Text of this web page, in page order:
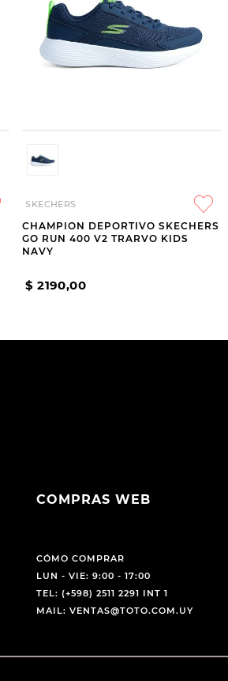
SKECHERS
CHAMPION DEPORTIVO SKECHERS
GO RUN 400 V2 TRARVO KIDS
NAVY
$ 2190,00
COMPRAS WEB
CÓMO COMPRAR
LUN - VIE: 9:00 - 17:00
TEL: (+598) 2511 2291 INT 1
MAIL: VENTAS@TOTO.COM.UY